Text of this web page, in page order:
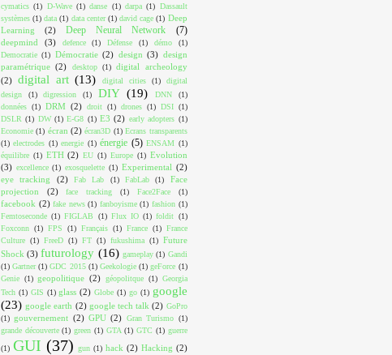
cymatics (1) D-Wave (1) danse (1) darpa (1) Dassault
systèmes (1) data (1) data center (1) david cage (1) Deep
Learning
(2) Deep Neural Network (7)
deepmind (3) defence (1) Défense (1) démo
(1)
Democratie (1) Démocratie (2) design (3) design
paramétrique (2) desktop (1) digital archeology
(2) digital art (13) digital cities (1)
digital
design
(1) digression (1) DIY (19) DNN
(1)
données (1) DRM (2) droit (1) drones (1) DSI (1)
DSLR (1) DW (1) E-G8 (1) E3 (2) early adopters (1)
Economie (1) écran (2) écran3D (1) Ecrans transparents
(1) electrodes (1) energie (1) énergie (5) ENSAM (1)
équilibre (1) ETH (2) EU (1) Europe (1) Evolution
(3) excellence (1) exosquelette (1) Experimental (2)
eye tracking
(2) Fab Lab (1) FabLab (1)
Face
projection
(2) face tracking (1) Face2Face (1)
facebook (2) fake news (1) fanboyisme (1) fashion (1)
Femtoseconde (1) FIGLAB (1) Flux IO (1) foldit (1)
Foxconn (1) FPS (1) Français (1) France (1) France
Culture (1) FreeD (1) FT (1) fukushima (1) Future
Shock (3) futurology (16) gameplay (1) Gandi
(1) Gartner (1) GDC 2015 (1) Geekologie (1) geForce (1)
Genie (1) geopolitique (2) géopolitque (1) Georgia
Tech (1) GIS (1) glass (2) Globe (1) go (1) google
(23) google earth (2) google tech talk (2) GoPro
(1) gouvernement (2) GPU (2) Gran Turismo (1)
grande découverte (1) green (1) GTA (1) GTC (1) guerre
(1) GUI (37) gun (1) hack (2) Hacking (2)